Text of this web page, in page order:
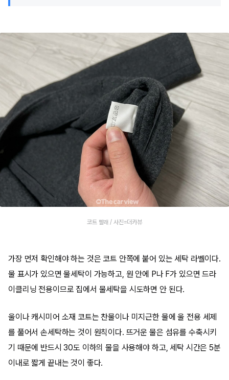
코트 빨래 / 사진=더카뷰
가장 먼저 확인해야 하는 것은 코트 안쪽에 붙어 있는 세탁 라벨이다.
물 표시가 있으면 물세탁이 가능하고, 원 안에 P나 F가 있으면 드라
이클리닝 전용이므로 집에서 물세탁을 시도하면 안 된다.
울이나 캐시미어 소재 코트는 찬물이나 미지근한 물에 울 전용 세제
를 풀어서 손세탁하는 것이 원칙이다. 뜨거운 물은 섬유를 수축시키
기 때문에 반드시 30도 이하의 물을 사용해야 하고, 세탁 시간은 5분
이내로 짧게 끝내는 것이 좋다.